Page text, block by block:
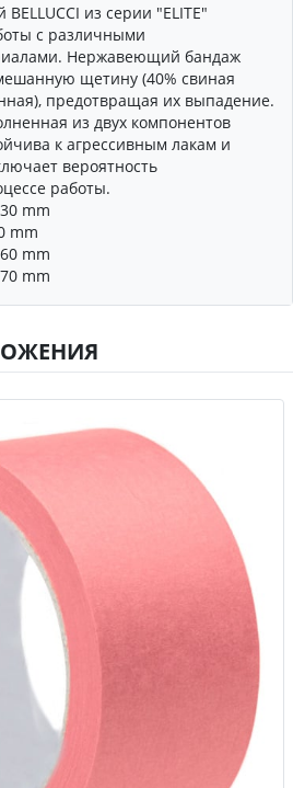
из серии "ELITE"
с различными
Нержавеющий бандаж
щетину (40% свиная
предотвращая их выпадение.
из двух компонентов
к агрессивным лакам и
вероятность
работы.
mm
mm
mm
mm